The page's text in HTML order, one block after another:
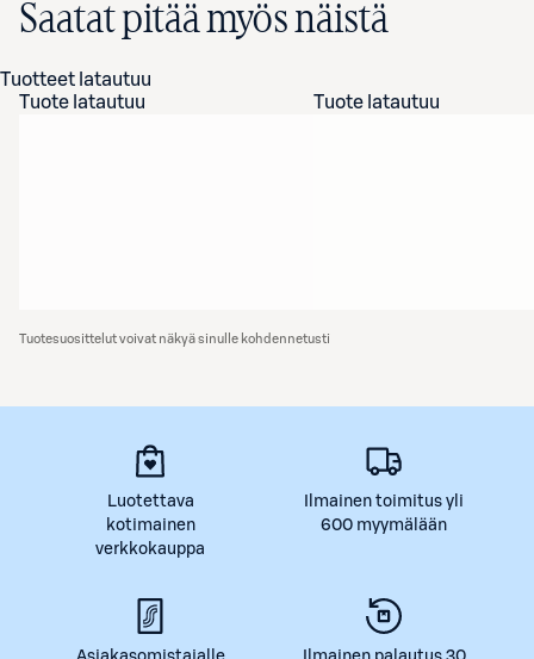
Saatat pitää myös näistä
Tuotteet latautuu
Tuote latautuu
Tuote latautuu
Tuotesuosittelut voivat näkyä sinulle kohdennetusti
Luotettava
kotimainen
verkkokauppa
Ilmainen toimitus yli
600 myymälään